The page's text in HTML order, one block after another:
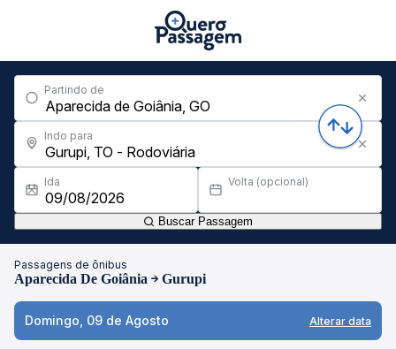
Partindo de
Indo para
Ida Volta (opcional)
Buscar Passagem
Passagens de ônibus
Aparecida De Goiânia Gurupi
Domingo, 09 de Agosto Alterar data